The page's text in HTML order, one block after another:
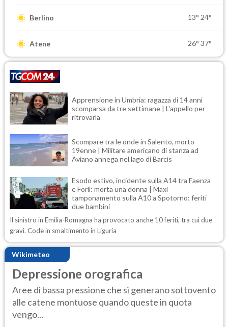
Berlino 13° 24°
Atene 26° 37°
Apprensione in Umbria: ragazza di 14 anni
scomparsa da tre settimane | L'appello per
ritrovarla
Scompare tra le onde in Salento, morto
19enne | Militare americano di stanza ad
Aviano annega nel lago di Barcis
Esodo estivo, incidente sulla A14 tra Faenza
e Forlì: morta una donna | Maxi
tamponamento sulla A10 a Spotorno: feriti
due bambini
Il sinistro in Emilia-Romagna ha provocato anche 10 feriti, tra cui due
gravi. Code in smaltimento in Liguria
Wikimeteo
Depressione orografica
Aree di bassa pressione che si generano sottovento
alle catene montuose quando queste in quota
vengo...